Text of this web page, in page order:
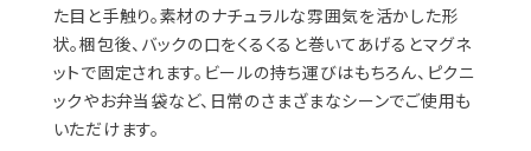
た目と手触り。素材のナチュラルな雰囲気を活かした形
状。梱包後、バックの口をくるくると巻いてあげるとマグネ
ットで固定されます。ビールの持ち運びはもちろん、ピクニ
ックやお弁当袋など、日常のさまざまなシーンでご使用も
いただけます。